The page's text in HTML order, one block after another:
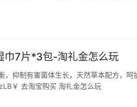
巾7片*3包-淘礼金怎么玩
，抑制有害菌体生长，天然草本配方，
￥ 去淘宝购买 淘礼金怎么玩